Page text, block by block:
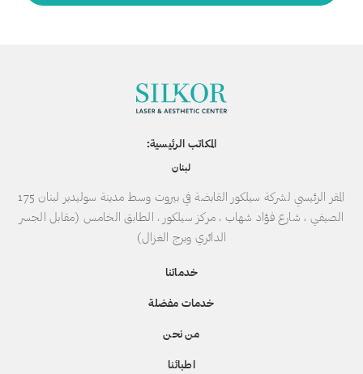
المكاتب الرئيسية:
لبنان
المقر الرئيسي لشركة سيلكور القابضة في بيروت وسط مدينة سوليدير لبنان 175
الصيفي ، شارع فؤاد شهاب ، مركز سيلكور ، الطابق الخامس (مقابل الجسر
الدائري وبرج الغزال)
خدماتنا
خدمات مفضلة
من نحن
اطبائنا